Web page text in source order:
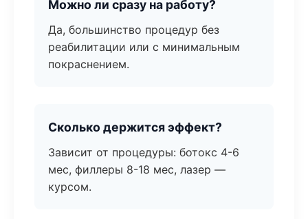
Можно ли сразу на работу?
Да, большинство процедур без
реабилитации или с минимальным
покраснением.
Сколько держится эффект?
Зависит от процедуры: ботокс 4-6
мес, филлеры 8-18 мес, лазер —
курсом.